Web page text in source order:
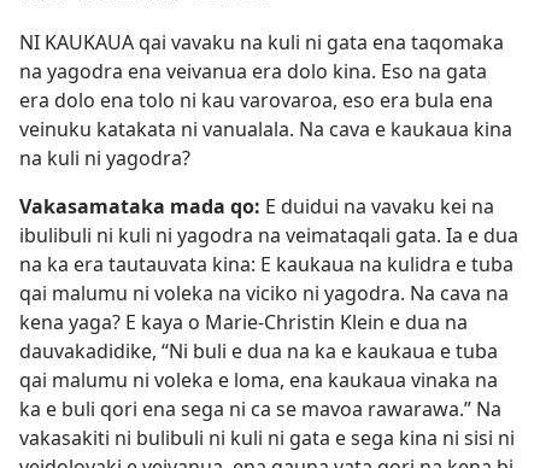
NI KAUKAUA qai vavaku na kuli ni gata ena taqomaka
na yagodra ena veivanua era dolo kina. Eso na gata
era dolo ena tolo ni kau varovaroa, eso era bula ena
veinuku katakata ni vanualala. Na cava e kaukaua kina
na kuli ni yagodra?
Vakasamataka mada qo: E duidui na vavaku kei na
ibulibuli ni kuli ni yagodra na veimataqali gata. Ia e dua
na ka era tautauvata kina: E kaukaua na kulidra e tuba
qai malumu ni voleka na viciko ni yagodra. Na cava na
kena yaga? E kaya o Marie-Christin Klein e dua na
dauvakadidike, “Ni buli e dua na ka e kaukaua e tuba
qai malumu ni voleka e loma, ena kaukaua vinaka na
ka e buli qori ena sega ni ca se mavoa rawarawa.” Na
vakasakiti ni bulibuli ni kuli ni gata e sega kina ni sisi ni